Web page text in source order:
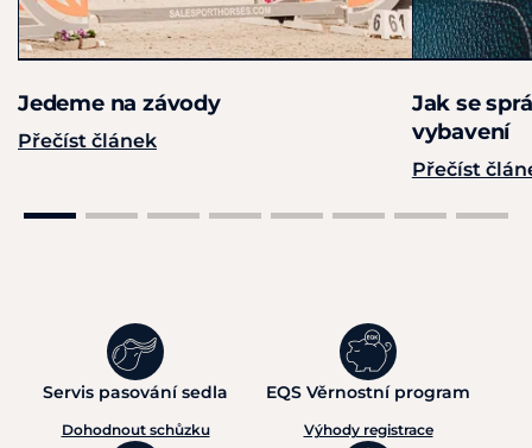
Jedeme na závody
Přečíst článek
Jak se
vybavení
Přečíst
Servis pasování sedla
Dohodnout schůzku
EQS Věrnostní program
Výhody registrace